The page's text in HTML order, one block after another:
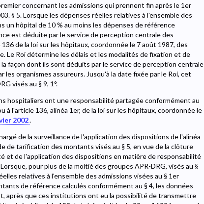
concernant les admissions qui prennent fin après le 1er
§ 5. Lorsque les dépenses réelles relatives à l'ensemble des
un hôpital de 10 % au moins les dépenses de référence
est déduite par le service de perception centrale des
de la loi sur les hôpitaux, coordonnée le 7 août 1987, des
Le Roi détermine les délais et les modalités de fixation et de
façon dont ils sont déduits par le service de perception centrale
organismes assureurs. Jusqu'à la date fixée par le Roi, cet
visés au § 9, 1°.
hospitaliers ont une responsabilité partagée conformément au
à l'article 136, alinéa 1er, de la loi sur les hôpitaux, coordonnée le
2002.
de la surveillance de l'application des dispositions de l'alinéa
de tarification des montants visés au § 5, en vue de la clôture
et de l'application des dispositions en matière de responsabilité
pour plus de la moitié des groupes APR-DRG, visés au §
relatives à l'ensemble des admissions visées au § 1er
de référence calculés conformément au § 4, les données
après que ces institutions ont eu la possibilité de transmettre